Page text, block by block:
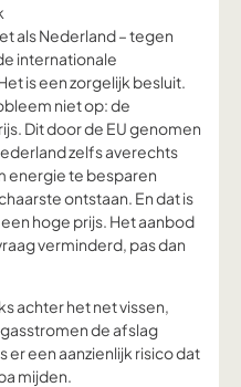
als Nederland – tegen
internationale
is een zorgelijk besluit.
niet op: de
Dit door de EU genomen
zelfs averechts
energie te besparen
ontstaan. En dat is
hoge prijs. Het aanbod
verminderd, pas dan
achter het net vissen,
de afslag
er een aanzienlijk risico dat
mijden.